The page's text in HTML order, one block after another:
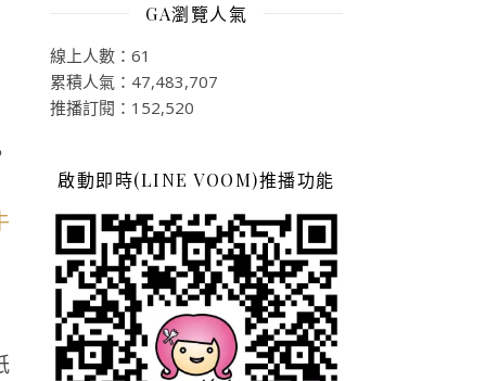
GA瀏覽人氣
線上人數：61
累積人氣：47,483,707
推播訂閱：152,520
啟動即時(LINE VOOM)推播功能